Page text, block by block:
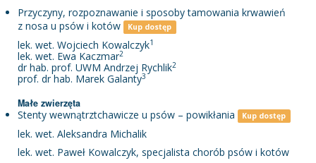
Przyczyny, rozpoznawanie i sposoby tamowania krwawień
z nosa u psów i kotów
Kup dostęp
lek. wet. Wojciech Kowalczyk1
lek. wet. Ewa Kaczmar2
dr hab. prof. UWM Andrzej Rychlik2
prof. dr hab. Marek Galanty3
Małe zwierzęta
Stenty wewnątrztchawicze u psów – powikłania Kup dostęp
lek. wet. Aleksandra Michalik
lek. wet. Paweł Kowalczyk, specjalista chorób psów i kotów